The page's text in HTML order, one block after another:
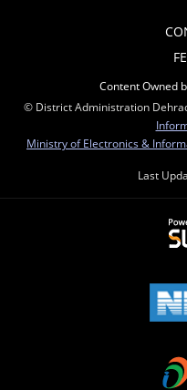
Content Owned
© District Administration
Ministry of Electronics &
Last